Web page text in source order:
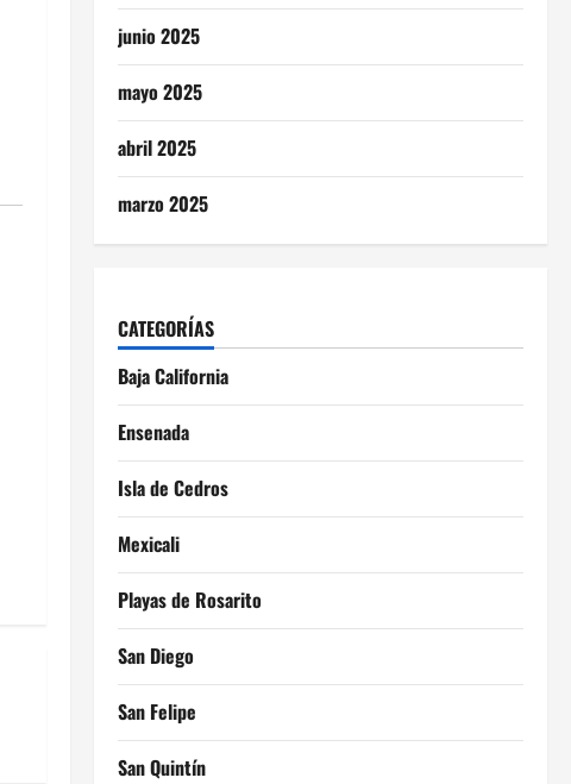
junio 2025
mayo 2025
abril 2025
marzo 2025
CATEGORÍAS
Baja California
Ensenada
Isla de Cedros
Mexicali
Playas de Rosarito
San Diego
San Felipe
San Quintín